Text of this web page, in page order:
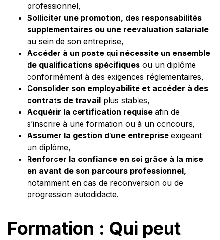
professionnel,
Solliciter une promotion, des responsabilités
supplémentaires ou une réévaluation salariale
au sein de son entreprise,
Accéder à un poste qui nécessite un ensemble
de qualifications spécifiques ou un diplôme
conformément à des exigences réglementaires,
Consolider son employabilité et accéder à des
contrats de travail plus stables,
Acquérir la certification requise afin de
s’inscrire à une formation ou à un concours,
Assumer la gestion d’une entreprise exigeant
un diplôme,
Renforcer la confiance en soi grâce à la mise
en avant de son parcours professionnel,
notamment en cas de reconversion ou de
progression autodidacte.
Formation : Qui peut